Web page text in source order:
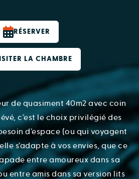
RÉSERVER
LA CHAMBRE
de quasiment 40m2 avec coin
c’est le choix privilégié des
d’espace (ou qui voyagent
s’adapte à vos envies, que ce
entre amoureux dans sa
entre amis dans sa version lits